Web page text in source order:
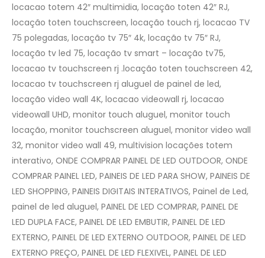
locacao totem 42″ multimidia, locação toten 42″ RJ,
locação toten touchscreen, locação touch rj, locacao TV
75 polegadas, locação tv 75″ 4k, locação tv 75″ RJ,
locação tv led 75, locação tv smart – locação tv75,
locacao tv touchscreen rj .locação toten touchscreen 42,
locacao tv touchscreen rj aluguel de painel de led,
locação video wall 4K, locacao videowall rj, locacao
videowall UHD, monitor touch aluguel, monitor touch
locação, monitor touchscreen aluguel, monitor video wall
32, monitor video wall 49, multivision locações totem
interativo, ONDE COMPRAR PAINEL DE LED OUTDOOR, ONDE
COMPRAR PAINEL LED, PAINEIS DE LED PARA SHOW, PAINEIS DE
LED SHOPPING, PAINEIS DIGITAIS INTERATIVOS, Painel de Led,
painel de led aluguel, PAINEL DE LED COMPRAR, PAINEL DE
LED DUPLA FACE, PAINEL DE LED EMBUTIR, PAINEL DE LED
EXTERNO, PAINEL DE LED EXTERNO OUTDOOR, PAINEL DE LED
EXTERNO PREÇO, PAINEL DE LED FLEXIVEL, PAINEL DE LED